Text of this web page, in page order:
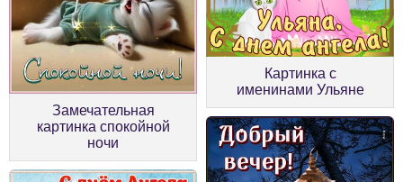
Замечательная
картинка спокойной
ночи
Картинка с
именинами Ульяне